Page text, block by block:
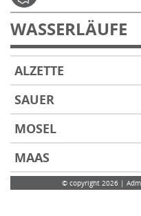
WASSERLÄUFE
ALZETTE
SAUER
MOSEL
MAAS
© copyright 2026 |